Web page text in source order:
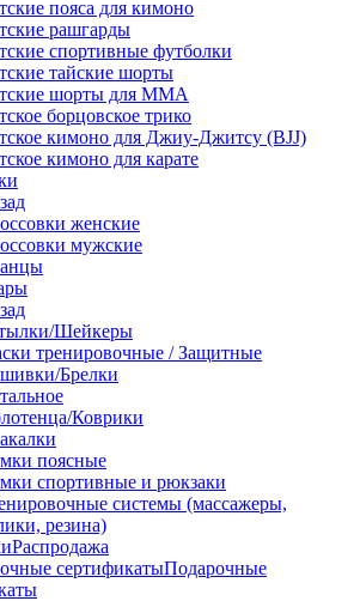
пояса для кимоно
рашгарды
спортивные футболки
тайские шорты
шорты для ММА
борцовское трико
кимоно для Джиу-Джитсу (BJJ)
кимоно для карате
женские
мужские
Шейкеры
тренировочные / Защитные
Брелки
Коврики
поясные
спортивные и рюкзаки
системы (массажеры,
резина)
Распродажа
Подарочные